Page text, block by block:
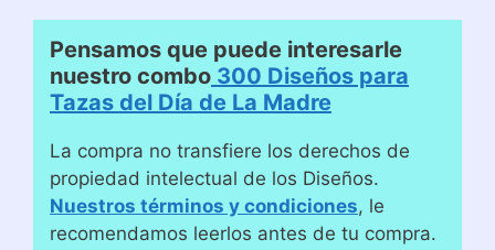
Pensamos que puede interesarle
nuestro combo 300 Diseños para
Tazas del Día de La Madre
La compra no transfiere los derechos de
propiedad intelectual de los Diseños.
Nuestros términos y condiciones, le
recomendamos leerlos antes de tu compra.